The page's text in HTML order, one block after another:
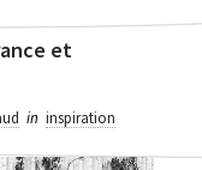
et
in inspiration